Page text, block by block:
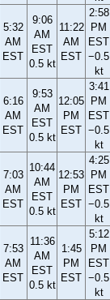
5:32
AM
EST
9:06
AM
EST
0.5 kt
11:22
AM
EST
2:58
PM
EST
−0.5
kt
6:16
AM
EST
9:53
AM
EST
0.5 kt
12:05
PM
EST
3:41
PM
EST
−0.5
kt
7:03
AM
EST
10:44
AM
EST
0.5 kt
12:53
PM
EST
4:25
PM
EST
−0.5
kt
7:53
AM
EST
11:36
AM
EST
0.5 kt
1:45
PM
EST
5:12
PM
EST
−0.5
kt